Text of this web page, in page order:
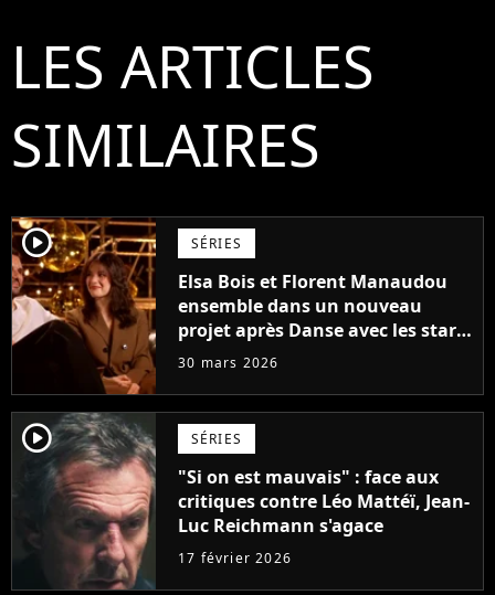
LES ARTICLES
SIMILAIRES
player2 SÉRIES
Elsa Bois et Florent Manaudou
ensemble dans un nouveau
projet après Danse avec les stars
?
30 mars 2026
player2 SÉRIES
"Si on est mauvais" : face aux
critiques contre Léo Mattéï, Jean-
Luc Reichmann s'agace
17 février 2026